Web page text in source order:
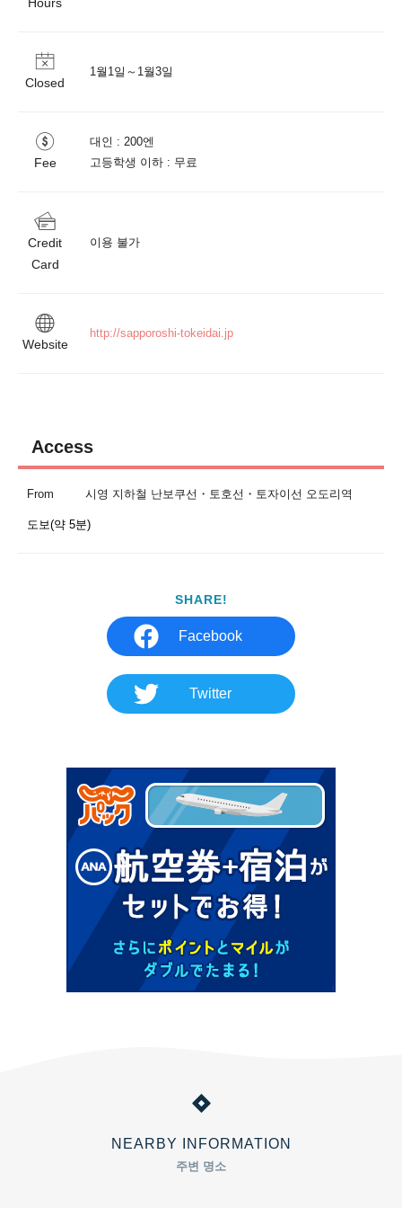
Closed
1월1일～1월3일
Fee
대인 : 200엔
고등학생 이하 : 무료
Credit
Card
이용 불가
Website
http://sapporoshi-tokeidai.jp
Access
From 시영 지하철 난보쿠선・토호선・토자이선 오도리역
도보(약 5분)
SHARE!
Facebook
Twitter
NEARBY INFORMATION
주변 명소